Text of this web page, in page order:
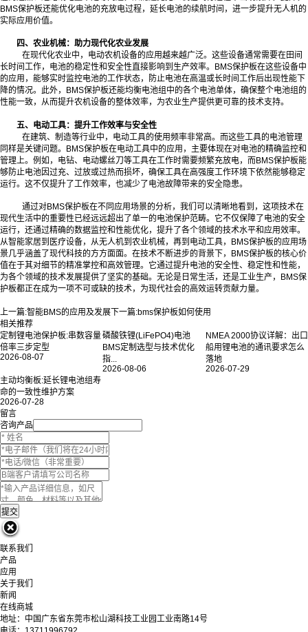
BMS保护板还能优化电池的充放电过程，延长电池的续航时间，进一步提升无人机的
实际应用价值。
四、农业机械：助力现代化农业发展
在现代化农业中，电动农机设备的应用越来越广泛。这些设备通常需要在田间
长时间工作，电池的稳定性和安全性直接影响到生产效率。BMS保护板在这些设备中
的应用，能够实时监控电池的工作状态，防止电池在高温或长时间工作后出现性能下
降的情况。此外，BMS保护板还能均衡电池组中的各个电池单体，确保整个电池组的
性能一致，从而提升农机设备的整体效率，为农业生产提供更可靠的技术支持。
五、电动工具：提升工作效率与安全性
在建筑、制造等行业中，电动工具的使用频率非常高。而这些工具的电池管理
同样是关键问题。BMS保护板在电动工具中的应用，主要体现在对电池的精确监控和
管理上。例如，电钻、电动螺丝刀等工具在工作时需要频繁充放电，而BMS保护板能
够防止电池因过充、过放或过热而损坏，确保工具在高强度工作环境下依然能够稳定
运行。这不仅提升了工作效率，也减少了电池故障带来的安全隐患。
通过对BMS保护板在不同应用场景的分析，我们可以清晰地看到，这项技术在
现代生活中的重要性已经远远超出了单一的电池保护范畴。它不仅保障了电池的安全
运行，还通过精确的数据监控和性能优化，提升了各个领域的技术水平和应用效率。
从智能家居到医疗设备，从无人机到农业机械，再到电动工具，BMS保护板的应用场
景几乎涵盖了现代科技的方方面面。在技术不断进步的背景下，BMS保护板的核心价
值在于其对细节的精准掌控和高效管理。它通过提升电池的安全性、稳定性和性能，
为各个领域的技术发展提供了坚实的基础。无论是日常生活，还是工业生产，BMS保
护板都正在成为一项不可或缺的技术，为现代社会的高效运转贡献力量。
上一篇:智能BMS的应用及发展下一篇:bms保护板如何使用
相关推荐
定制锂电池保护板:串数容量
倍率三步定型
2026-08-07
磷酸铁锂(LiFePO4)电池
BMS定制选型与技术优化
指...
2026-08-06
NMEA 2000协议详解：出口
船用锂电池的通讯要求怎么
落地
2026-07-29
主动均衡板:延长锂电池组寿
命的一致性维护方案
2026-07-28
留言
咨询产品
联系我们
产品
应用
关于我们
新闻
在线商城
地址：中国广东省东莞市松山湖科技工业园工业南路14号